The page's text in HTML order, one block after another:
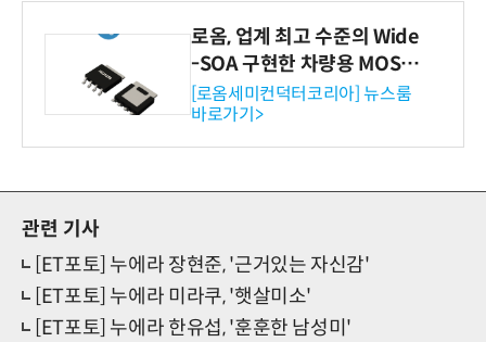
로옴, 업계 최고 수준의 Wide
-SOA 구현한 차량용 MOSF
ET 개발
[로옴세미컨덕터코리아] 뉴스룸
바로가기>
관련 기사
[ET포토] 누에라 장현준, '근거있는 자신감'
[ET포토] 누에라 미라쿠, '햇살미소'
[ET포토] 누에라 한유섭, '훈훈한 남성미'